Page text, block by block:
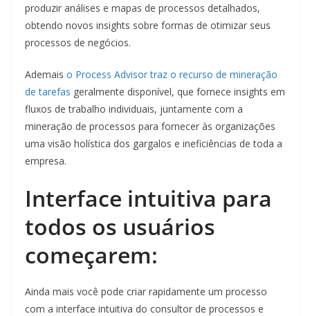
produzir análises e mapas de processos detalhados,
obtendo novos insights sobre formas de otimizar seus
processos de negócios.
Ademais o Process Advisor traz o recurso de mineração
de tarefas geralmente disponível, que fornece insights em
fluxos de trabalho individuais, juntamente com a
mineração de processos para fornecer às organizações
uma visão holística dos gargalos e ineficiências de toda a
empresa.
Interface intuitiva para
todos os usuários
começarem:
Ainda mais você pode criar rapidamente um processo
com a interface intuitiva do consultor de processos e